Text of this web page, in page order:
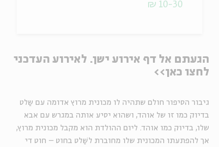
הגעתם אל דף אירוע ישן. לאירוע העדכני
לחצו כאן>>
גיבור הסיפור חולם שתהיה לו מכונית מרוץ אדומה עם שַלט
בדיוק כמו זו של אוהד, ושהוא יסיע אותה במגרש עם אבא
שלו, בדיוק כמו אוהד. ליום ההולדת הוא מקבל מכונית מרוץ,
אך להפתעתו המכונית שלו מחוברת לשַׁלט בחוט – חוט די
10-30 ₪